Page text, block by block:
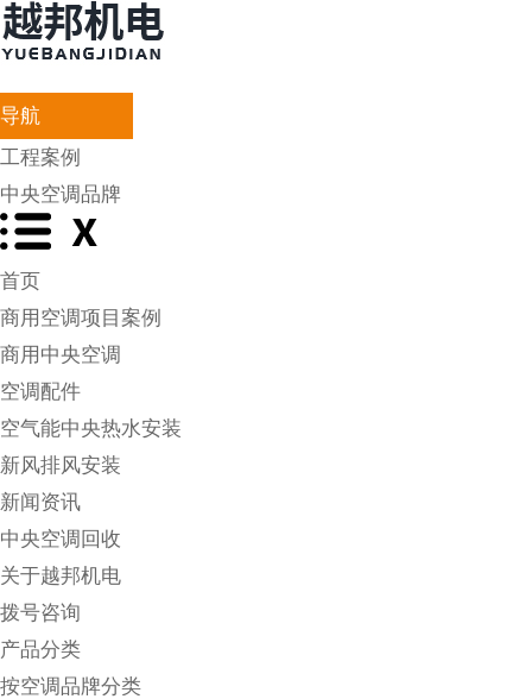
导航
工程案例
中央空调品牌
首页
商用空调项目案例
商用中央空调
空调配件
空气能中央热水安装
新风排风安装
新闻资讯
中央空调回收
关于越邦机电
拨号咨询
产品分类
按空调品牌分类